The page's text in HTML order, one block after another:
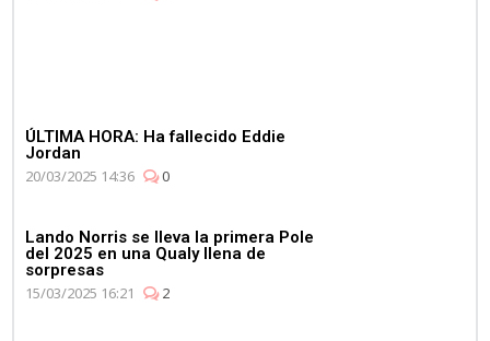
ÚLTIMA HORA: Ha fallecido Eddie
Jordan
20/03/2025 14:36
0
Lando Norris se lleva la primera Pole
del 2025 en una Qualy llena de
sorpresas
15/03/2025 16:21
2